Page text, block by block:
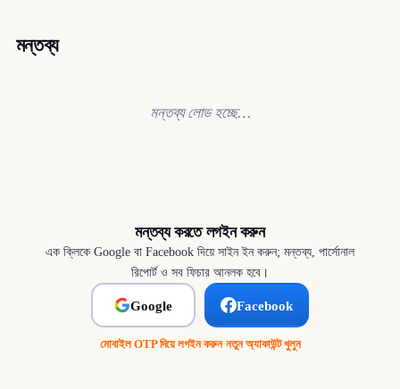
মন্তব্য
মন্তব্য লোড হচ্ছে…
মন্তব্য করতে লগইন করুন
এক ক্লিকে Google বা Facebook দিয়ে সাইন ইন করুন; মন্তব্য, পার্সোনাল
রিপোর্ট ও সব ফিচার আনলক হবে।
Google Facebook
মোবাইল OTP দিয়ে লগইন করুন·নতুন অ্যাকাউন্ট খুলুন